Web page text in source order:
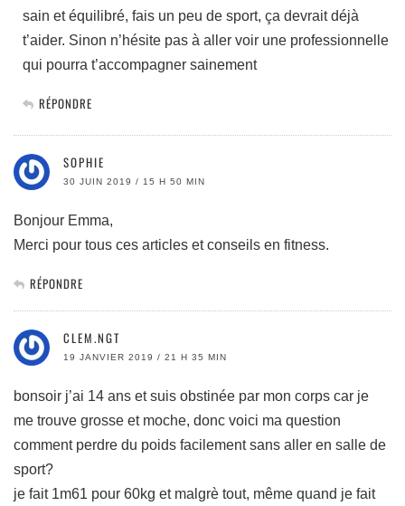
sain et équilibré, fais un peu de sport, ça devrait déjà
t’aider. Sinon n’hésite pas à aller voir une professionnelle
qui pourra t’accompagner sainement
RÉPONDRE
SOPHIE
30 JUIN 2019 / 15 H 50 MIN
Bonjour Emma,
Merci pour tous ces articles et conseils en fitness.
RÉPONDRE
CLEM.NGT
19 JANVIER 2019 / 21 H 35 MIN
bonsoir j’ai 14 ans et suis obstinée par mon corps car je
me trouve grosse et moche, donc voici ma question
comment perdre du poids facilement sans aller en salle de
sport?
je fait 1m61 pour 60kg et malgrè tout, même quand je fait